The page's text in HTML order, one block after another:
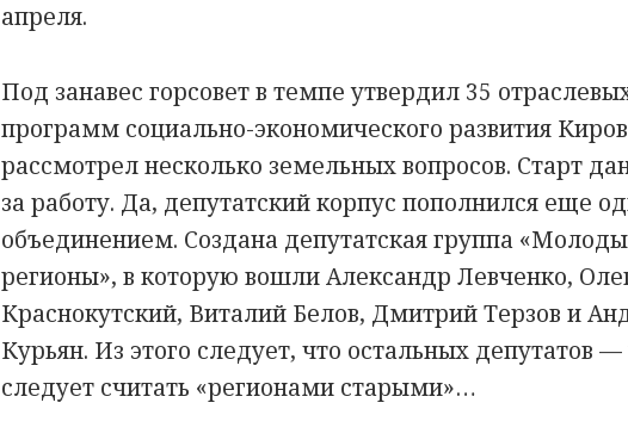
апреля.
Под занавес горсовет в темпе утвердил 35
программ социально-экономического развития
рассмотрел несколько земельных вопросов. Старт
за работу. Да, депутатский корпус пополнился еще
объединением. Создана депутатская группа
регионы», в которую вошли Александр Левченко,
Краснокутский, Виталий Белов, Дмитрий Терзов и
Курьян. Из этого следует, что остальных депутатов
следует считать «регионами старыми»…